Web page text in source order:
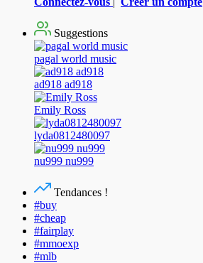
Suggestions
pagal world music
ad918 ad918
Emily Ross
lyda0812480097
nu999 nu999
Tendances !
#buy
#cheap
#fairplay
#mmoexp
#mlb